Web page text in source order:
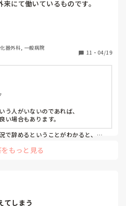
にて働いているものです。
、6月いっぱいで今の病院での勤
ほぼ1ヶ月前には有休を使い働き
…、そこでどのタイミングでど
伝えたら良いか…悩んでいます…
の先輩看護師ばかりです…そして
来です（病院自体が人員不足で
器外科, 一般病院
11 ・ 04/19
う人がいないのであれば、
い場合もあります。
で辞めるということがわかると、
ろう」と自分に言い聞かせても、
思うぐらいつらい状況になることが
もっと見る
てしまう